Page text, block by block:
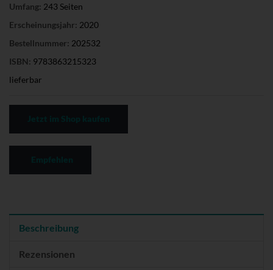
Umfang: 243 Seiten
Erscheinungsjahr: 2020
Bestellnummer: 202532
ISBN: 9783863215323
lieferbar
Beschreibung
Rezensionen